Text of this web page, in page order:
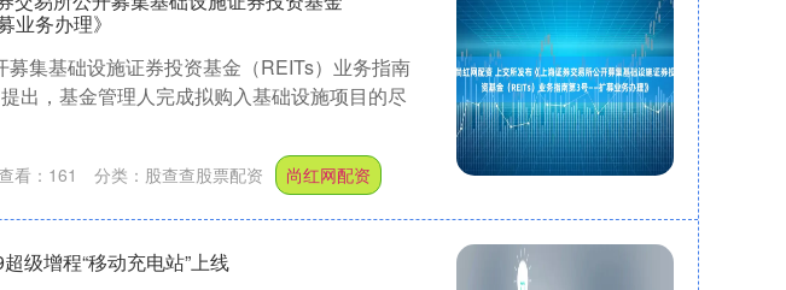
务办理》
集基础设施证券投资基金（REITs）业务指南
，基金管理人完成拟购入基础设施项目的尽
看： 161 分类： 股查查股票配资 尚红网配资
级增程“移动充电站”上线